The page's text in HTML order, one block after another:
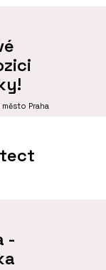
město Praha
-